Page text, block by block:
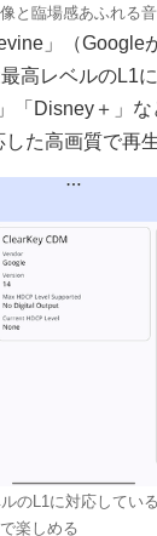
と臨場感あふれる
」（Google
高レベルのL1
「Disney＋」
た高画質で再
のL1に対応してい
楽しめる